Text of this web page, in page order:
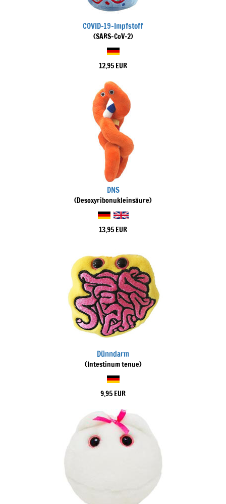
COVID-19-Impfstoff
(SARS-CoV-2)
12,95 EUR
DNS
(Desoxyribonukleinsäure)
13,95 EUR
Dünndarm
(Intestinum tenue)
9,95 EUR